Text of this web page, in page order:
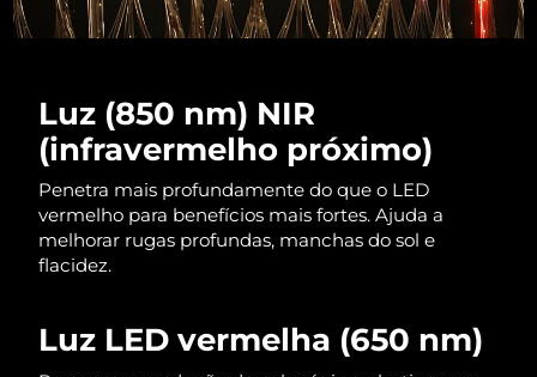
Luz (850 nm) NIR
(infravermelho próximo)
Penetra mais profundamente do que o LED
vermelho para benefícios mais fortes. Ajuda a
melhorar rugas profundas, manchas do sol e
flacidez.
Luz LED vermelha (650 nm)
México Entrega prevista13/08/2026
Mônaco Entrega prevista
Países Baixos Entrega prevista09/08/2026
Nova Zelândia Entrega prevista09/08/2026
Noruega
Omã Entrega prevista 12/08/2026